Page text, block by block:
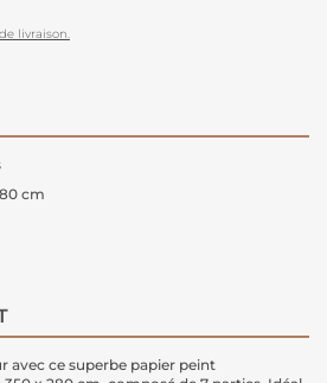
livraison.
cm
avec ce superbe papier peint